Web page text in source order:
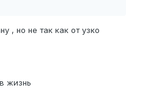
, но не так как от узко
жизнь